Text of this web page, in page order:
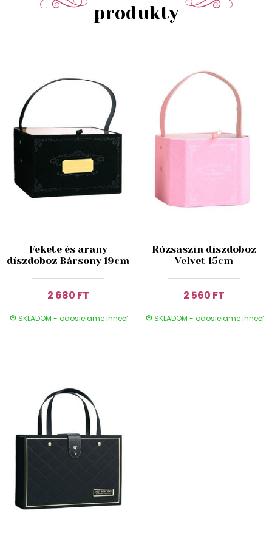
produkty
Fekete és arany
díszdoboz Bársony 19cm
2 680 FT
SKLADOM - odosielame ihneď
Rózsaszín díszdoboz
Velvet 15cm
2 560 FT
SKLADOM - odosielame ihneď